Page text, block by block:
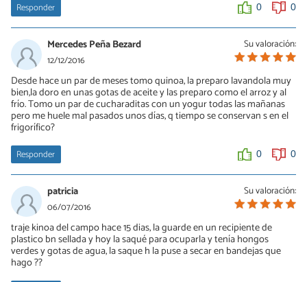
Responder 0 0
Su valoración:
Mercedes Peña Bezard
12/12/2016
Desde hace un par de meses tomo quinoa, la preparo lavandola muy
bien,la doro en unas gotas de aceite y las preparo como el arroz y al
frío. Tomo un par de cucharaditas con un yogur todas las mañanas
pero me huele mal pasados unos días, q tiempo se conservan s en el
frigorífico?
Responder 0 0
Su valoración:
patricia
06/07/2016
traje kinoa del campo hace 15 dias, la guarde en un recipiente de
plastico bn sellada y hoy la saqué para ocuparla y tenía hongos
verdes y gotas de agua, la saque h la puse a secar en bandejas que
hago ??